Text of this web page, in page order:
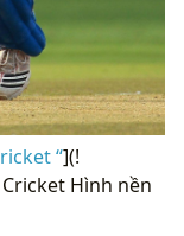
“](!
Hình nền